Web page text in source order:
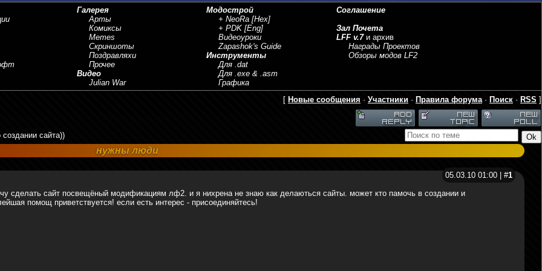
Галерея
Арты
Комиксы
Memes
Скриншоты
Поздравляхи
Прочее
Видео
Julian War
Модострой
+ NeoRa [Hex]
+ PDK [Eng]
Видеоуроки
Zapashok's Guide
Инструменты
Для .dat
Для .exe & .asm
Графика
Соглашение
Зал Почета
LFF v.7и архив
Награды Проектов
Обзоры модов LF2
[ Новые сообщения · Участники · Правила форума· Поиск · RSS ]
создании сайта))
нужны люди
05.03.10 01:00 | #1
сделать сайт посвещёный модификациям лф2. и я нихрена не знаю как делаються сайты. может кто памочь в создании и
помощ приветствуется! если есть интерес - присоединяйтесь!